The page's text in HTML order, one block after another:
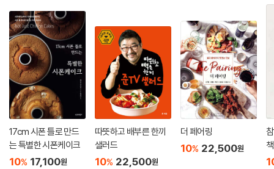
17cm 시폰 틀로 만드
는 특별한 시폰케이크
10% 17,100원
따뜻하고 배부른 한끼
샐러드
10% 22,500원
더 페어링
10% 22,500원
책